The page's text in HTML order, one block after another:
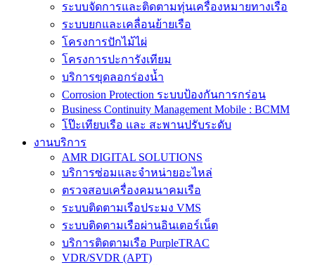
ระบบจัดการและติดตามทุ่นเครื่องหมายทางเรือ
ระบบยกและเคลื่อนย้ายเรือ
โครงการปักไม้ไผ่
โครงการปะการังเทียม
บริการขุดลอกร่องน้ำ
Corrosion Protection ระบบป้องกันการกร่อน
Business Continuity Management Mobile : BCMM
โป๊ะเทียบเรือ และ สะพานปรับระดับ
งานบริการ
AMR DIGITAL SOLUTIONS
บริการซ่อมและจำหน่ายอะไหล่
ตรวจสอบเครื่องคมนาคมเรือ
ระบบติดตามเรือประมง VMS
ระบบติดตามเรือผ่านอินเตอร์เน็ต
บริการติดตามเรือ PurpleTRAC
VDR/SVDR (APT)